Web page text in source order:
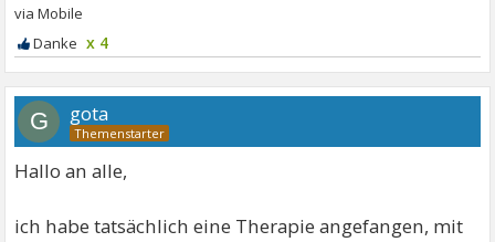
x 4
G gota
Hallo an alle,
ich habe tatsächlich eine Therapie angefangen, mit